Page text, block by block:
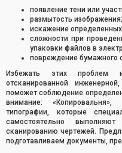
появление тени или
размытость изображения;
искажение
сложности при
упаковки файлов в
повреждение бумажного
Избежать этих проблем
отсканированной
поможет соблюдение
внимание:
типографии, которые
самостоятельно
сканированию чертежей.
подготавливаем документы,